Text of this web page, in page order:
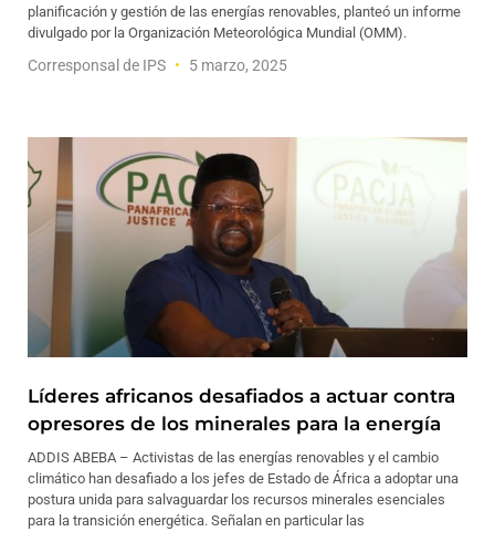
planificación y gestión de las energías renovables, planteó un informe
divulgado por la Organización Meteorológica Mundial (OMM).
Corresponsal de IPS 5 marzo, 2025
Líderes africanos desafiados a actuar contra
opresores de los minerales para la energía
ADDIS ABEBA – Activistas de las energías renovables y el cambio
climático han desafiado a los jefes de Estado de África a adoptar una
postura unida para salvaguardar los recursos minerales esenciales
para la transición energética. Señalan en particular las